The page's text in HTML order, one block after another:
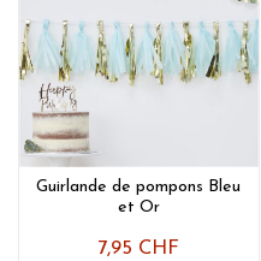
Guirlande de pompons Bleu
et Or
7,95 CHF